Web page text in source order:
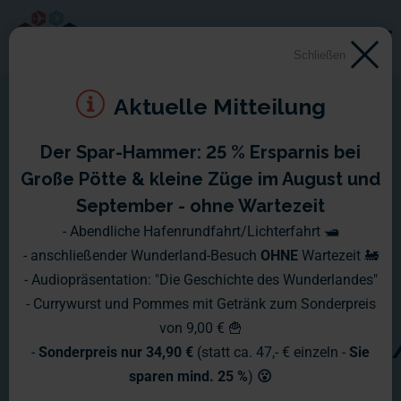
Allgemeine
Geschäftsbedingungen für
den eBay-Shop der
Miniatur Wunderland
GmbH
unter https://
Die Lieferungen, Leistungen und Angebote erfolgen
Schließen
Aktuelle Mitteilung
Der Spar-Hammer: 25 % Ersparnis bei
Große Pötte & kleine Züge im August und
September - ohne Wartezeit
- Abendliche Hafenrundfahrt/Lichterfahrt 🛥️
- anschließender Wunderland-Besuch OHNE Wartezeit 🚂
- Audiopräsentation: "Die Geschichte des Wunderlandes"
- Currywurst und Pommes mit Getränk zum Sonderpreis
von 9,00 € 🍟
- Sonderpreis nur 34,90 € (statt ca. 47,- € einzeln - Sie
sparen mind. 25 %) 😮